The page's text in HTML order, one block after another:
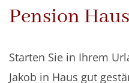
Pension
Starten Sie in Ihrem
Jakob in Haus gut